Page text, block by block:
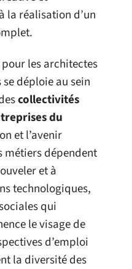
la réalisation d’un
les architectes
déploie au sein
collectivités
du
et l’avenir
métiers dépendent
et à
technologiques,
qui
le visage de
d’emploi
la diversité des